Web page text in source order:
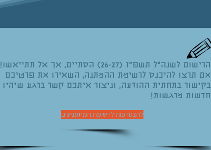
הרישום לשנה"ל תשפ"ז (26-27) הסתיים, אך אל תתייאשו!
אם תרצו להיכנס לרשימת ההמתנה, השאירו את פרטיכם
בקישור בתחתית ההודעה, וניצור איתכם קשר ברגע שיהיו
חדשות מרגשות!
להצטרפות לרשימת המתעניינים